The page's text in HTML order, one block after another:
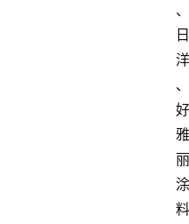
、
日
洋
、
好
雅
丽
涂
料